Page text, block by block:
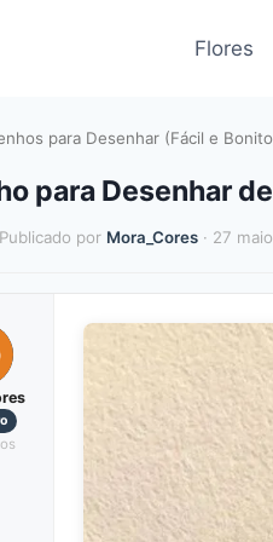
Flores
para Desenhar (Fácil e
para Desenhar
Publicado por Mora_Cores· 27